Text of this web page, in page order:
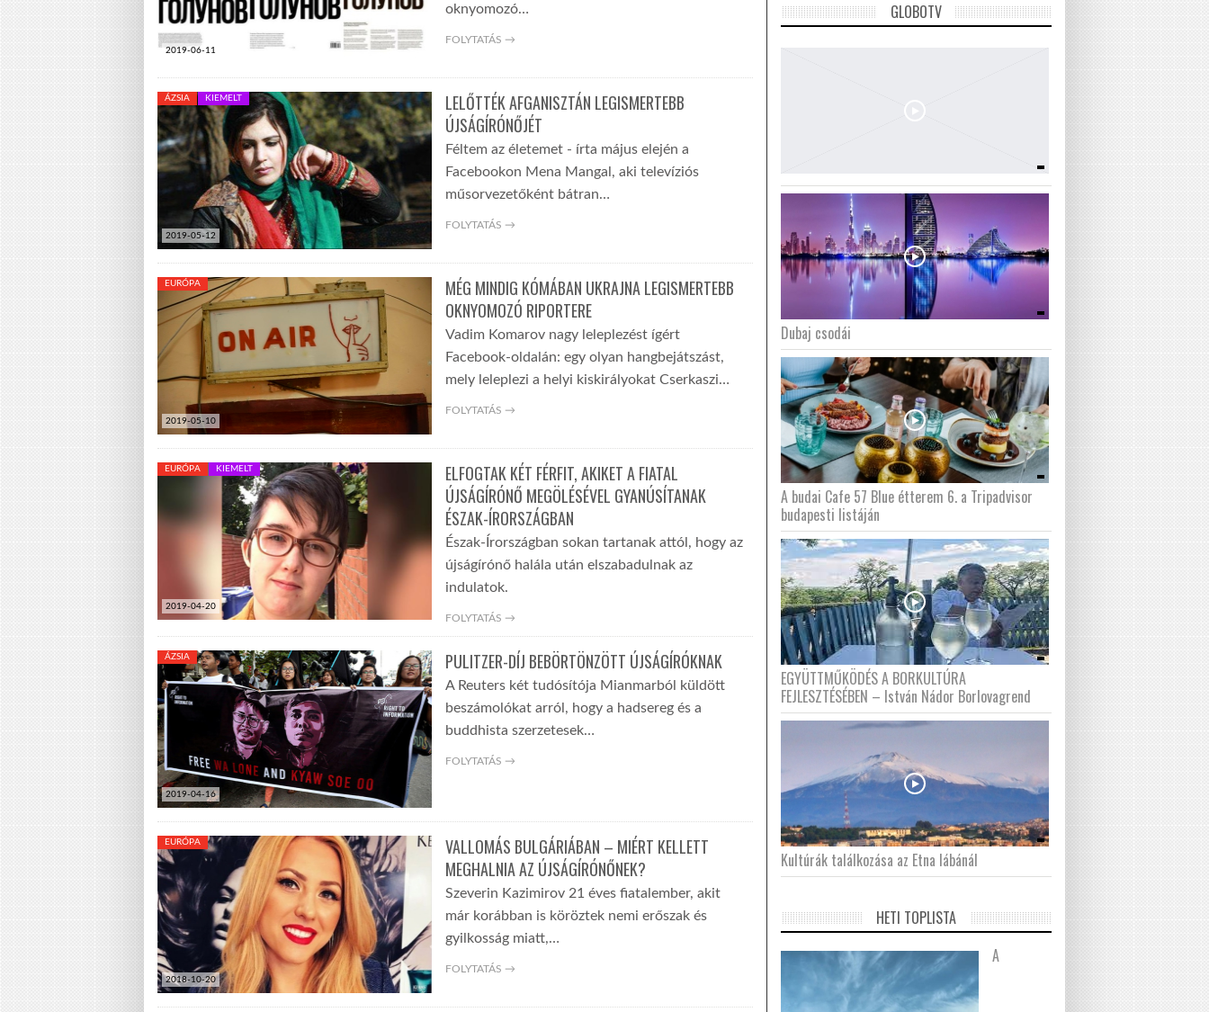
2019-06-11
oknyomozó…
FOLYTATÁS →
2019-05-12
ÁZSIA KIEMELT
LELŐTTÉK AFGANISZTÁN LEGISMERTEBB
ÚJSÁGÍRÓNŐJÉT
Féltem az életemet - írta május elején a
Facebookon Mena Mangal, aki televíziós
műsorvezetőként bátran…
FOLYTATÁS →
2019-05-10
EURÓPA
MÉG MINDIG KÓMÁBAN UKRAJNA LEGISMERTEBB
OKNYOMOZÓ RIPORTERE
Vadim Komarov nagy leleplezést ígért
Facebook-oldalán: egy olyan hangbejátszást,
mely leleplezi a helyi kiskirályokat Cserkaszi…
FOLYTATÁS →
2019-04-20
EURÓPA KIEMELT
ELFOGTAK KÉT FÉRFIT, AKIKET A FIATAL
ÚJSÁGÍRÓNŐ MEGÖLÉSÉVEL GYANÚSÍTANAK
ÉSZAK-ÍRORSZÁGBAN
Észak-Írországban sokan tartanak attól, hogy az
újságírónő halála után elszabadulnak az
indulatok.
FOLYTATÁS →
2019-04-16
ÁZSIA PULITZER-DÍJ BEBÖRTÖNZÖTT ÚJSÁGÍRÓKNAK
A Reuters két tudósítója Mianmarból küldött
beszámolókat arról, hogy a hadsereg és a
buddhista szerzetesek…
FOLYTATÁS →
2018-10-20
EURÓPA
VALLOMÁS BULGÁRIÁBAN – MIÉRT KELLETT
MEGHALNIA AZ ÚJSÁGÍRÓNŐNEK?
Szeverin Kazimirov 21 éves fiatalember, akit
már korábban is köröztek nemi erőszak és
gyilkosság miatt,…
FOLYTATÁS →
GLOBOTV
Dubaj csodái
A budai Cafe 57 Blue étterem 6. a Tripadvisor
budapesti listáján
EGYÜTTMŰKÖDÉS A BORKULTÚRA
FEJLESZTÉSÉBEN – István Nádor Borlovagrend
Kultúrák találkozása az Etna lábánál
HETI TOPLISTA
A